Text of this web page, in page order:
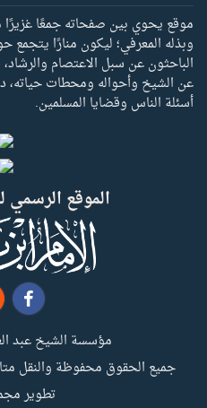
موقع يحوي بين صفحاته جمعًا غزيرًا
وبذله المعرفي؛ ليكون منارًا يتجمع
الباحثون عن سبل الاعتصام والرشاد،
عن الشيخ وأحواله ومحطات حياته،
أسئلة الناس وقضايا المسلمين.
الموقع
مؤسسة الشيخ عبد
جميع الحقوق محفوظة والنقل
تطوير